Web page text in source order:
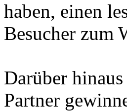
haben, einen
Besucher zum
Darüber
Partner